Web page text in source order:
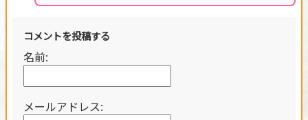
コメントを投稿する
名前:
メールアドレス: